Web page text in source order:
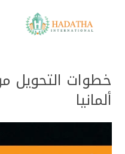
خطوات التحويل
ألمانيا